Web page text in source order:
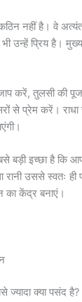
कठिन नहीं है। वे
भी उन्हें प्रिय है।
जाप करें, तुलसी की
से प्रेम करें। राधा
बड़ी इच्छा है
रानी उससे स्वतः ही
का केंद्र बनाएं।
ज्यादा क्या पसंद है?